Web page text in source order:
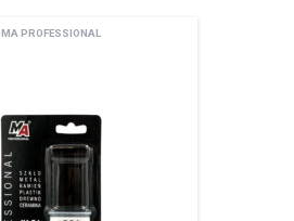
MA PROFESSIONAL